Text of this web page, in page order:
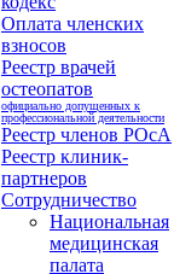
Оплата членских
взносов
Реестр врачей
остеопатов
официально допущенных к
профессиональной деятельности
Реестр членов РОсА
Реестр клиник-
партнеров
Сотрудничество
Национальная
медицинская
палата